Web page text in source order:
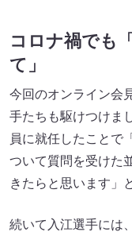
コロナ禍でも
て」
今回のオンライン会
手たちも駆けつけま
員に就任したことで
ついて質問を受けた
きたらと思います」
続いて入江選手には